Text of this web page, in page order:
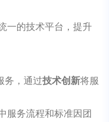
一的技术平台，提升
务，通过技术创新将服
服务流程和标准因团